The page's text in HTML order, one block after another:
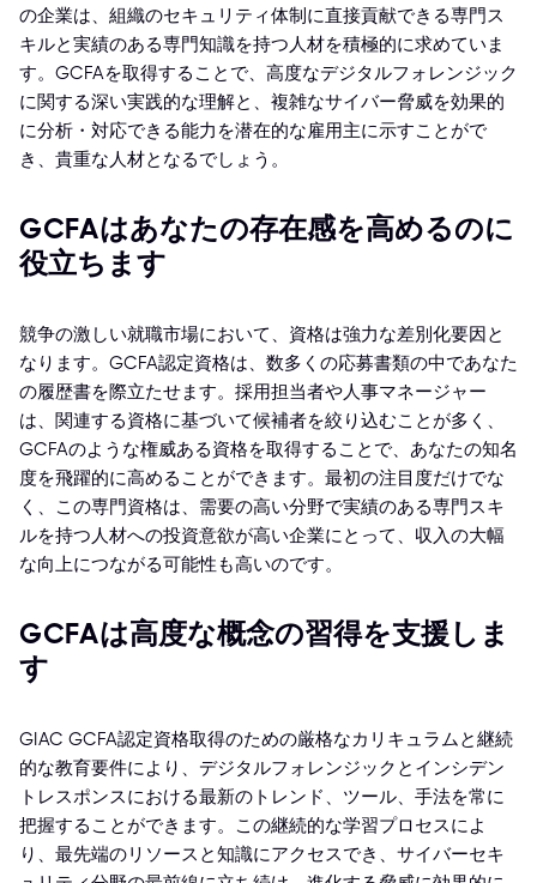
の企業は、組織のセキュリティ体制に直接貢献できる専門ス
キルと実績のある専門知識を持つ人材を積極的に求めていま
す。GCFAを取得することで、高度なデジタルフォレンジック
に関する深い実践的な理解と、複雑なサイバー脅威を効果的
に分析・対応できる能力を潜在的な雇用主に示すことがで
き、貴重な人材となるでしょう。
GCFAはあなたの存在感を高めるのに
役立ちます
競争の激しい就職市場において、資格は強力な差別化要因と
なります。GCFA認定資格は、数多くの応募書類の中であなた
の履歴書を際立たせます。採用担当者や人事マネージャー
は、関連する資格に基づいて候補者を絞り込むことが多く、
GCFAのような権威ある資格を取得することで、あなたの知名
度を飛躍的に高めることができます。最初の注目度だけでな
く、この専門資格は、需要の高い分野で実績のある専門スキ
ルを持つ人材への投資意欲が高い企業にとって、収入の大幅
な向上につながる可能性も高いのです。
GCFAは高度な概念の習得を支援しま
す
GIAC GCFA認定資格取得のための厳格なカリキュラムと継続
的な教育要件により、デジタルフォレンジックとインシデン
トレスポンスにおける最新のトレンド、ツール、手法を常に
把握することができます。この継続的な学習プロセスによ
り、最先端のリソースと知識にアクセスでき、サイバーセキ